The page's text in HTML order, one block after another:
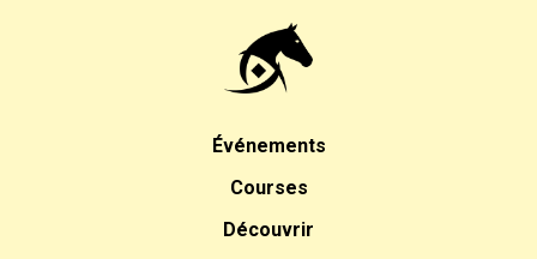
Événements
Courses
Découvrir